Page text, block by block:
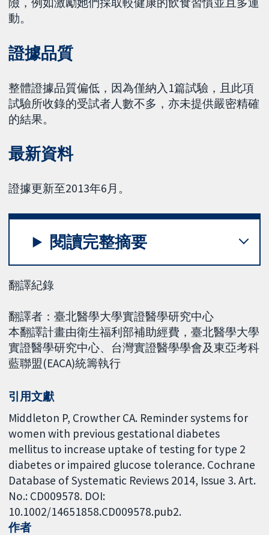
動。
證據品質
整體證據品質偏低，因為僅納入1篇試驗，且此項
試驗所收錄的受試者人數不多，亦未提供嚴密精確
的結果。
最新資料
證據更新至2013年6月。
閱讀完整摘要
翻譯紀錄
翻譯者：臺北醫學大學實證醫學研究中心
本翻譯計畫由衛生福利部補助經費，臺北醫學大學
實證醫學研究中心、台灣實證醫學學會及東亞考科
藍聯盟(EACA)統籌執行
引用文獻
Middleton P, Crowther CA. Reminder systems for
women with previous gestational diabetes
mellitus to increase uptake of testing for type 2
diabetes or impaired glucose tolerance. Cochrane
Database of Systematic Reviews 2014, Issue 3. Art.
No.: CD009578. DOI:
10.1002/14651858.CD009578.pub2.
作者